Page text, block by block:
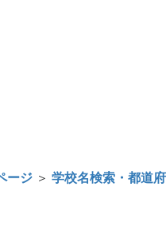
ージ ＞ 学校名検索・都道